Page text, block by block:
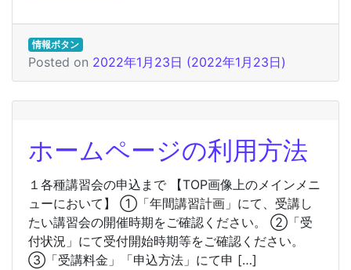
情報ボタン
Posted on 2022年1月23日 (2022年1月23日)
ホームページの利用方法
１各種講習会の申込まで 【TOP画像上のメインメニ
ューにおいて】 ①「年間講習計画」にて、受講し
たい講習会の開催時期をご確認ください。 ②「受
付状況」にて受付開始時期等をご確認ください。
③「受講料金」「申込方法」にて申 […]